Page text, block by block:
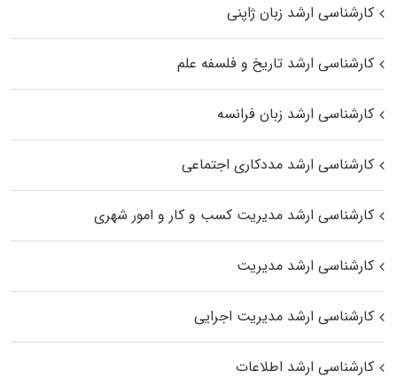
کارشناسی ارشد زبان ژاپنی
کارشناسی ارشد تاریخ و فلسفه علم
کارشناسی ارشد زبان فرانسه
کارشناسی ارشد مددکاری اجتماعی
کارشناسی ارشد مدیریت کسب و کار و امور شهری
کارشناسی ارشد مدیریت
کارشناسی ارشد مدیریت اجرایی
کارشناسی ارشد اطلاعات